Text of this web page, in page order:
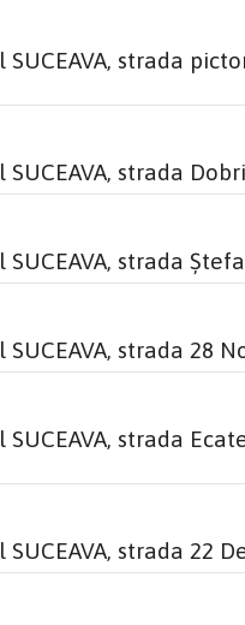
SUCEAVA, strada
strada
strada
strada 28
SUCEAVA, strada
strada 22